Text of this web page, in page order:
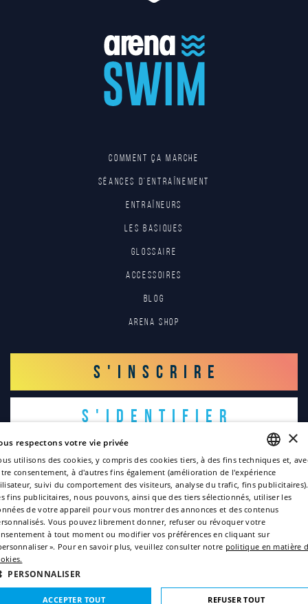
Comment ça marche
Séances d'entraînement
Entraîneurs
Les basiques
Glossaire
Accessoires
Blog
Arena Shop
S'INSCRIRE
S'IDENTIFIER
Copyright © 2022
Politique de confidentialité
ENGLISH
ITALIAN
FRENCH
GERMAN
×
respectons votre vie privée
utilisons des cookies, y compris des cookies tiers, à des fins techniques et,
consentement, à d'autres fins également (amélioration de l'expérience
suivi du comportement des visiteurs, analyse du trafic, fins
fins publicitaires, nous pouvons, ainsi que des tiers sélectionnés, utiliser les
de votre appareil pour vous montrer des annonces et des contenus
Vous pouvez librement donner, refuser ou révoquer votre
à tout moment ou modifier vos préférences en cliquant sur
». Pour en savoir plus, veuillez consulter notre politique en matière
PERSONNALISER
ACCEPTER TOUT REFUSER TOUT